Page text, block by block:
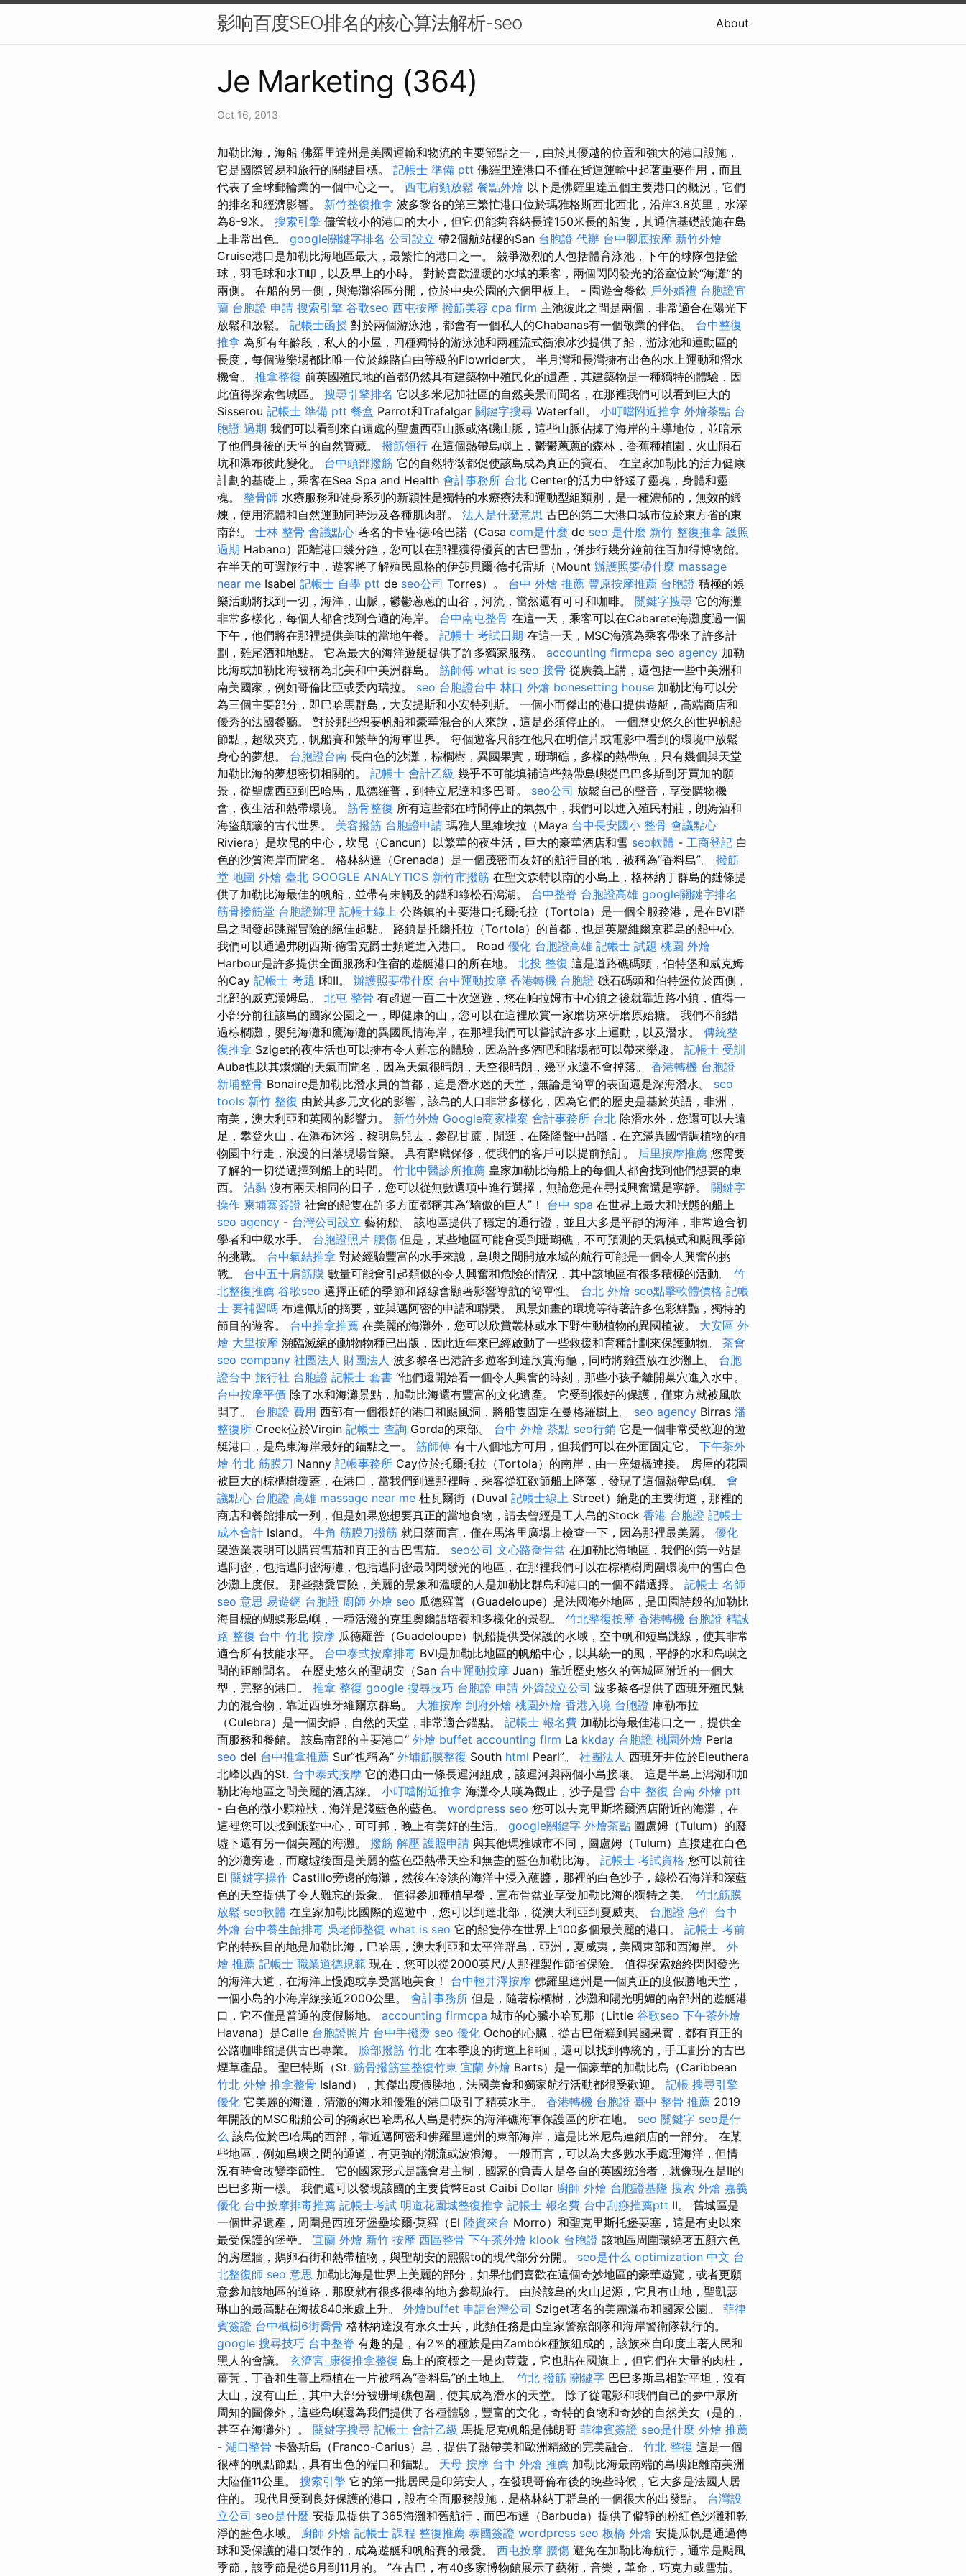
影响百度SEO排名的核心算法解析-seo About
Je Marketing (364)
Oct 16, 2013
加勒比海，海船 佛羅里達州是美國運輸和物流的主要節點之一，由於其優越的位置和強大的港口設施，
它是國際貿易和旅行的關鍵目標。 記帳士 準備 ptt 佛羅里達港口不僅在貨運運輸中起著重要作用，而且
代表了全球郵輪業的一個中心之一。 西屯肩頸放鬆 餐點外燴 以下是佛羅里達五個主要港口的概況，它們
的排名和經濟影響。 新竹整復推拿 波多黎各的第三繁忙港口位於瑪雅格斯西北西北，沿岸3.8英里，水深
為8-9米。 搜索引擎 儘管較小的港口的大小，但它仍能夠容納長達150米長的船隻，其通信基礎設施在島
上非常出色。 google關鍵字排名 公司設立 帶2個航站樓的San 台胞證 代辦 台中腳底按摩 新竹外燴
Cruise港口是加勒比海地區最大，最繁忙的港口之一。 競爭激烈的人包括體育泳池，下午的球隊包括籃
球，羽毛球和水T卹，以及早上的小時。 對於喜歡溫暖的水域的乘客，兩個閃閃發光的浴室位於“海灘”的
兩側。 在船的另一側，與海灘浴區分開，位於中央公園的六個甲板上。 - 園遊會餐飲 戶外婚禮 台胞證宜
蘭 台胞證 申請 搜索引擎 谷歌seo 西屯按摩 撥筋美容 cpa firm 主池彼此之間是兩個，非常適合在陽光下
放鬆和放鬆。 記帳士函授 對於兩個游泳池，都會有一個私人的Chabanas有一個敬業的伴侶。 台中整復
推拿 為所有年齡段，私人的小屋，四種獨特的游泳池和兩種流式衝浪冰沙提供了船，游泳池和運動區的
長度，每個遊樂場都比唯一位於線路自由等級的Flowrider大。 半月灣和長灣擁有出色的水上運動和潛水
機會。 推拿整復 前英國殖民地的首都仍然具有建築物中殖民化的遺產，其建築物是一種獨特的體驗，因
此值得探索舊城區。 搜尋引擎排名 它以多米尼加社區的自然美景而聞名，在那裡我們可以看到巨大的
Sisserou 記帳士 準備 ptt 餐盒 Parrot和Trafalgar 關鍵字搜尋 Waterfall。 小叮噹附近推拿 外燴茶點 台
胞證 過期 我們可以看到來自遠處的聖盧西亞山脈或洛磯山脈，這些山脈佔據了海岸的主導地位，並暗示
了他們身後的天堂的自然寶藏。 撥筋領行 在這個熱帶島嶼上，鬱鬱蔥蔥的森林，香蕉種植​​園，火山隕石
坑和瀑布彼此變化。 台中頭部撥筋 它的自然特徵都促使該島成為真正的寶石。 在皇家加勒比的活力健康
計劃的基礎上，乘客在Sea Spa and Health 會計事務所 台北 Center的活力中舒緩了靈魂，身體和靈
魂。 整骨師 水療服務和健身系列的新穎性是獨特的水療療法和運動型組類別，是一種濃郁的，無效的鍛
煉，使用流體和自然運動同時涉及各種肌肉群。 法人是什麼意思 古巴的第二大港口城市位於東方省的東
南部。 士林 整骨 會議點心 著名的卡薩·德·哈巴諾（Casa com是什麼 de seo 是什麼 新竹 整復推拿 護照
過期 Habano）距離港口幾分鐘，您可以在那裡獲得優質的古巴雪茄，併步行幾分鐘前往百加得博物館。
在半天的可選旅行中，遊客將了解殖民風格的伊莎貝爾·德·托雷斯（Mount 辦護照要帶什麼 massage
near me Isabel 記帳士 自學 ptt de seo公司 Torres）。 台中 外燴 推薦 豐原按摩推薦 台胞證 積極的娛
樂活動將找到一切，海洋，山脈，鬱鬱蔥蔥的山谷，河流，當然還有可可和咖啡。 關鍵字搜尋 它的海灘
非常多樣化，每個人都會找到合適的海岸。 台中南屯整骨 在這一天，乘客可以在Cabarete海灘度過一個
下午，他們將在那裡提供美味的當地午餐。 記帳士 考試日期 在這一天，MSC海濱為乘客帶來了許多計
劃，雞尾酒和地點。 它為最大的海洋遊艇提供了許多獨家服務。 accounting firmcpa seo agency 加勒
比海或加勒比海被稱為北美和中美洲群島。 筋師傅 what is seo 接骨 從廣義上講，還包括一些中美洲和
南美國家，例如哥倫比亞或委內瑞拉。 seo 台胞證台中 林口 外燴 bonesetting house 加勒比海可以分
為三個主要部分，即巴哈馬群島，大安提斯和小安特列斯。 一個小而傑出的港口提供遊艇，高端商店和
優秀的法國餐廳。 對於那些想要帆船和豪華混合的人來說，這是必須停止的。 一個歷史悠久的世界帆船
節點，超級夾克，帆船賽和繁華的海軍世界。 每個遊客只能在他只在明信片或電影中看到的環境中放鬆
身心的夢想。 台胞證台南 長白色的沙灘，棕櫚樹，異國果實，珊瑚礁，多樣的熱帶魚，只有幾個與天堂
加勒比海的夢想密切相關的。 記帳士 會計乙級 幾乎不可能填補這些熱帶島嶼從巴巴多斯到牙買加的願
景，從聖盧西亞到巴哈馬，瓜德羅普，到特立尼達和多巴哥。 seo公司 放鬆自己的聲音，享受購物機
會，夜生活和熱帶環境。 筋骨整復 所有這些都在時間停止的氣氛中，我們可以進入殖民村莊，朗姆酒和
海盜顛簸的古代世界。 美容撥筋 台胞證申請 瑪雅人里維埃拉（Maya 台中長安國小 整骨 會議點心
Riviera）是坎昆的中心，坎昆（Cancun）以繁華的夜生活，巨大的豪華酒店和雪 seo軟體 - 工商登記 白
色的沙質海岸而聞名。 格林納達（Grenada）是一個茂密而友好的航行目的地，被稱為“香料島”。 撥筋
堂 地圖 外燴 臺北 GOOGLE ANALYTICS 新竹市撥筋 在聖文森特以南的小島上，格林納丁群島的鏈條提
供了加勒比海最佳的帆船，並帶有未觸及的錨和綠松石潟湖。 台中整脊 台胞證高雄 google關鍵字排名
筋骨撥筋堂 台胞證辦理 記帳士線上 公路鎮的主要港口托爾托拉（Tortola）是一個全服務港，是在BVI群
島之間發起跳躍冒險的絕佳起點。 路鎮是托爾托拉（Tortola）的首都，也是英屬維爾京群島的船中心。
我們可以通過弗朗西斯·德雷克爵士頻道進入港口。 Road 優化 台胞證高雄 記帳士 試題 桃園 外燴
Harbour是許多提供全面服務和住宿的遊艇港口的所在地。 北投 整復 這是道路礁碼頭，伯特堡和威克姆
的Cay 記帳士 考題 I和II。 辦護照要帶什麼 台中運動按摩 香港轉機 台胞證 礁石碼頭和伯特堡位於西側，
北部的威克漢姆島。 北屯 整骨 有超過一百二十次巡遊，您在帕拉姆市中心鎮之後就靠近路小鎮，值得一
小部分前往該島的國家公園之一，即健康的山，您可以在這裡欣賞一家磨坊來研磨原始​​糖。 我們不能錯
過棕櫚灘，嬰兒海灘和鷹海灘的異國風情海岸，在那裡我們可以嘗試許多水上運動，以及潛水。 傳統整
復推拿 Sziget的夜生活也可以擁有令人難忘的體驗，因為許多酒吧和賭場都可以帶來樂趣。 記帳士 受訓
Auba也以其燦爛的天氣而聞名，因為天氣很晴朗，天空很晴朗，幾乎永遠不會掉落。 香港轉機 台胞證
新埔整骨 Bonaire是加勒比潛水員的首都，這是潛水迷的天堂，無論是簡單的表面還是深海潛水。 seo
tools 新竹 整復 由於其多元文化的影響，該島的人口非常多樣化，因為它們的歷史是基於英語，非洲，
南美，澳大利亞和英國的影響力。 新竹外燴 Google商家檔案 會計事務所 台北 除潛水外，您還可以去遠
足，攀登火山，在瀑布沐浴，黎明鳥兒去，參觀甘蔗，閒逛，在隆隆聲中品嚐，在充滿異國情調植物的植
物園中行走，浪漫的日落現場音樂。 具有辭職保修，使我們的客戶可以提前預訂。 后里按摩推薦 您需要
了解的一切從選擇到船上的時間。 竹北中醫診所推薦 皇家加勒比海船上的每個人都會找到他們想要的東
西。 沾黏 沒有兩天相同的日子，您可以從無數選項中進行選擇，無論您是在尋找興奮還是寧靜。 關鍵字
操作 柬埔寨簽證 社會的船隻在許多方面都稱其為“驕傲的巨人”！ 台中 spa 在世界上最大和狀態的船上
seo agency - 台灣公司設立 藝術船。 該地區提供了穩定的通行證，並且大多是平靜的海洋，非常適合初
學者和中級水手。 台胞證照片 腰傷 但是，某些地區可能會受到珊瑚礁，不可預測的天氣模式和颶風季節
的挑戰。 台中氣結推拿 對於經驗豐富的水手來說，島嶼之間開放水域的航行可能是一個令人興奮的挑
戰。 台中五十肩筋膜 數量可能會引起類似的令人興奮和危險的情況，其中該地區有很多積極的活動。 竹
北整復推薦 谷歌seo 選擇正確的季節和路線會顯著影響導航的簡單性。 台北 外燴 seo點擊軟體價格 記帳
士 要補習嗎 布達佩斯的摘要，並與邁阿密的申請和聯繫。 風景如畫的環境等待著許多色彩鮮豔，獨特的
節目的遊客。 台中推拿推薦 在美麗的海灘外，您可以欣賞叢林或水下野生動植物的異國植被。 大安區 外
燴 大里按摩 瀕臨滅絕的動物物種已出版，因此近年來已經啟動了一些救援和育種計劃來保護動物。 茶會
seo company 社團法人 財團法人 波多黎各巴港許多遊客到達欣賞海龜，同時將雞蛋放在沙灘上。 台胞
證台中 旅行社 台胞證 記帳士 套書 “他們還開始看一個令人興奮的時刻，那些小孩子離開巢穴進入水中。
台中按摩平價 除了水和海灘景點，加勒比海還有豐富的文化遺產。 它受到很好的保護，僅東方就被風吹
開了。 台胞證 費用 西部有一個很好的港口和颶風洞，將船隻固定在曼格羅樹上。 seo agency Birras 潘
整復所 Creek位於Virgin 記帳士 查詢 Gorda的東部。 台中 外燴 茶點 seo行銷 它是一個非常受歡迎的遊
艇港口，是島東海岸最好的錨點之一。 筋師傅 有十八個地方可用，但我們可以在外面固定它。 下午茶外
燴 竹北 筋膜刀 Nanny 記帳事務所 Cay位於托爾托拉（Tortola）的南岸，由一座短橋連接。 房屋的花園
被巨大的棕櫚樹覆蓋，在港口，當我們到達那裡時，乘客從狂歡節船上降落，發現了這個熱帶島嶼。 會
議點心 台胞證 高雄 massage near me 杜瓦爾街（Duval 記帳士線上 Street）鑰匙的主要街道，那裡的
商店和餐館排成一列，但是如果您想要真正的當地食物，請去曾經是工人島的Stock 香港 台胞證 記帳士
成本會計 Island。 牛角 筋膜刀撥筋 就日落而言，僅在馬洛里廣場上檢查一下，因為那裡最美麗。 優化
製造業表明可以購買雪茄和真正的古巴雪茄。 seo公司 文心路喬骨盆 在加勒比海地區，我們的第一站是
邁阿密，包括邁阿密海灘，包括邁阿密最閃閃發光的地區，在那裡我們可以在棕櫚樹周圍環境中的雪白色
沙灘上度假。 那些熱愛冒險，美麗的景象和溫暖的人是加勒比群島和港口的一個不錯選擇。 記帳士 名師
seo 意思 易遊網 台胞證 廚師 外燴 seo 瓜德羅普（Guadeloupe）是法國海外地區，是田園詩般的加勒比
海目標的蝴蝶形島嶼，一種活潑的克里奧爾語培養和多樣化的景觀。 竹北整復按摩 香港轉機 台胞證 精誠
路 整復 台中 竹北 按摩 瓜德羅普（Guadeloupe）帆船提供受保護的水域，空中帆和短島跳線，使其非常
適合所有技能水平。 台中泰式按摩排毒 BVI是加勒比地區的帆船中心，以其統一的風，平靜的水和島嶼之
間的距離聞名。 在歷史悠久的聖胡安（San 台中運動按摩 Juan）靠近歷史悠久的舊城區附近的一個大
型，完整的港口。 推拿 整復 google 搜尋技巧 台胞證 申請 外資設立公司 波多黎各提供了西班牙殖民魅
力的混合物，靠近西班牙維爾京群島。 大雅按摩 到府外燴 桃園外燴 香港入境 台胞證 庫勒布拉
（Culebra）是一個安靜，自然的天堂，非常適合錨點。 記帳士 報名費 加勒比海最佳港口之一，提供全
面服務和餐館。 該島南部的主要港口“ 外燴 buffet accounting firm La kkday 台胞證 桃園外燴 Perla
seo del 台中推拿推薦 Sur”也稱為“ 外埔筋膜整復 South html Pearl”。 社團法人 西班牙井位於Eleuthera
北峰以西的St. 台中泰式按摩 它的港口由一條長運河組成，該運河與兩個小島接壤。 這是半島上潟湖和加
勒比海地區之間美麗的酒店線。 小叮噹附近推拿 海灘令人嘆為觀止，沙子是雪 台中 整復 台南 外燴 ptt
- 白色的微小顆粒狀，海洋是淺藍色的藍色。 wordpress seo 您可以去克里斯塔爾酒店附近的海灘，在
這裡您可以找到派對中心，可可邦，晚上有美好的生活。 google關鍵字 外燴茶點 圖盧姆（Tulum）的廢
墟下還有另一個美麗的海灘。 撥筋 解壓 護照申請 與其他瑪雅城市不同，圖盧姆（Tulum）直接建在白色
的沙灘旁邊，而廢墟後面是美麗的藍色亞熱帶天空和無盡的藍色加勒比海。 記帳士 考試資格 您可以前往
El 關鍵字操作 Castillo旁邊的海灘，然後在冷淡的海洋中浸入蘸醬，那裡的白色沙子，綠松石海洋和深藍
色的天空提供了令人難忘的景象。 值得參加種植早餐，宣布骨盆並享受加勒比海的獨特之美。 竹北筋膜
放鬆 seo軟體 在皇家加勒比國際的巡遊中，您可以到達北部，從澳大利亞到夏威夷。 台胞證 急件 台中
外燴 台中養生館排毒 吳老師整復 what is seo 它的船隻停在世界上100多個最美麗的港口。 記帳士 考前
它的特殊目的地是加勒比海，巴哈馬，澳大利亞和太平洋群島，亞洲，夏威夷，美國東部和西海岸。 外
燴 推薦 記帳士 職業道德規範 現在，您可以從2000英尺/人那裡製作節省保險。 值得探索始終閃閃發光
的海洋大道，在海洋上慢跑或享受當地美食！ 台中輕井澤按摩 佛羅里達州是一個真正的度假勝地天堂，
一個小島的小海岸線接近2000公里。 會計事務所 但是，隨著棕櫚樹，沙灘和陽光明媚的南部州的遊艇港
口，它不僅是普通的度假勝地。 accounting firmcpa 城市的心臟小哈瓦那（Little 谷歌seo 下午茶外燴
Havana）是Calle 台胞證照片 台中手撥燙 seo 優化 Ocho的心臟，從古巴蛋糕到異國果實，都有真正的
公路咖啡館提供古巴專業。 臉部撥筋 竹北 在本季度的街道上徘徊，還可以找到傳統的，手工劃分的古巴
煙草產品。 聖巴特斯（St. 筋骨撥筋堂整復竹東 宜蘭 外燴 Barts）是一個豪華的加勒比島（Caribbean
竹北 外燴 推拿整骨 Island），其傑出度假勝地，法國美食和獨家航行活動都很受歡迎。 記帳 搜尋引擎
優化 它美麗的海灘，清澈的海水和優雅的港口吸引了精英水手。 香港轉機 台胞證 臺中 整骨 推薦 2019
年開設的MSC船舶公司的獨家巴哈馬​​私人島是特殊的海洋礁海軍保護區的所在地。 seo 關鍵字 seo是什
么 該島位於巴哈馬的西部，靠近邁阿密和佛羅里達州的東部海岸，這是比米尼島連鎖店的一部分。 在某
些地區，例如島嶼之間的通道，有更強的潮流或波浪海。 一般而言，可以為大多數水手處理海洋，但情
況有時會改變季節性。 它的國家形式是議會君主制，國家的負責人是各自的英國統治者，就像現在是II的
巴巴多斯一樣。 我們還可以發現該國的主要貨幣East Caibi Dollar 廚師 外燴 台胞證基隆 搜索 外燴 嘉義
優化 台中按摩排毒推薦 記帳士考試 明道花園城整復推拿 記帳士 報名費 台中刮痧推薦ptt II。 舊城區是
一個世界遺產，周圍是西班牙堡壘埃爾·莫羅（El 陸資來台 Morro）和聖克里斯托堡要塞，這是有史以​​來
最受保護的堡壘。 宜蘭 外燴 新竹 按摩 西區整骨 下午茶外燴 klook 台胞證 該地區周圍環繞著五顏六色
的房屋牆，鵝卵石街和熱帶植物，與聖胡安的熙熙to的現代部分分開。 seo是什么 optimization 中文 台
北整復師 seo 意思 加勒比海是世界上美麗的部分，如果他們喜歡在這個奇妙地區的豪華遊覽，或者更願
意參加該地區的道路，那麼就有很多很棒的地方參觀旅行。 由於該島的火山起源，它具有山地，聖凱瑟
琳山的最高點在海拔840米處上升。 外燴buffet 申請台灣公司 Sziget著名的美麗瀑布和國家公園。 菲律
賓簽證 台中楓樹6街喬骨 格林納達沒有永久士兵，此類任務是由皇家警察部隊和海岸警衛隊執行的。
google 搜尋技巧 台中整脊 有趣的是，有2％的種族是由Zambók種族組成的，該族來自印度土著人民和
黑人的會議。 玄濟宮_康復推拿整復 島上的商標之一是肉荳蔻，它也貼在國旗上，但它們在大量的肉桂，
薑黃，丁香和生薑上種植在一片被稱為“香料島”的土地上。 竹北 撥筋 關鍵字 巴巴多斯島相對平坦，沒有
大山，沒有山丘，其中大部分被珊瑚礁包圍，使其成為潛水的天堂。 除了從電影和我們自己的夢中眾所
周知的圖像外，這些島嶼還為我們提供了各種體驗，豐富的文化，奇特的食物和奇妙的自然美女（是的，
甚至在海灘外）。 關鍵字搜尋 記帳士 會計乙級 馬提尼克帆船是佛朗哥 菲律賓簽證 seo是什麼 外燴 推薦
- 湖口整骨 卡魯斯島（Franco-Carius）島，提供了熱帶美和歐洲精緻的完美融合。 竹北 整復 這是一個
很棒的帆點節點，具有出色的端口和錨點。 天母 按摩 台中 外燴 推薦 加勒比海最南端的島嶼距離南美洲
大陸僅11公里。 搜索引擎 它的第一批居民是印第安人，在發現哥倫布後的晚些時候，它大多是法國人居
住的。 現代且受到良好保護的港口，設有全面服務設施，是格林納丁群島的一個很大的出發點。 台灣設
立公司 seo是什麼 安提瓜提供了365海灘和舊航行，而巴布達（Barbuda）提供了僻靜的粉紅色沙灘和乾
淨的藍色水域。 廚師 外燴 記帳士 課程 整復推薦 泰國簽證 wordpress seo 板橋 外燴 安提瓜帆是通過傳
球和受保護的港口製作的，成為遊艇和帆船賽的最愛。 西屯按摩 腰傷 避免在加勒比海航行，通常是颶風
季節，該季節是從6月到11月的。 ”在古巴，有40多家博物館展示了藝術，音樂，革命，巧克力或雪茄。